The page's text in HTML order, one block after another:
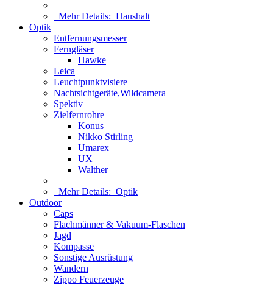
Mehr Details: Haushalt
Optik
Entfernungsmesser
Ferngläser
Hawke
Leica
Leuchtpunktvisiere
Nachtsichtgeräte,Wildcamera
Spektiv
Zielfernrohre
Konus
Nikko Stirling
Umarex
UX
Walther
Mehr Details: Optik
Outdoor
Caps
Flachmänner & Vakuum-Flaschen
Jagd
Kompasse
Sonstige Ausrüstung
Wandern
Zippo Feuerzeuge